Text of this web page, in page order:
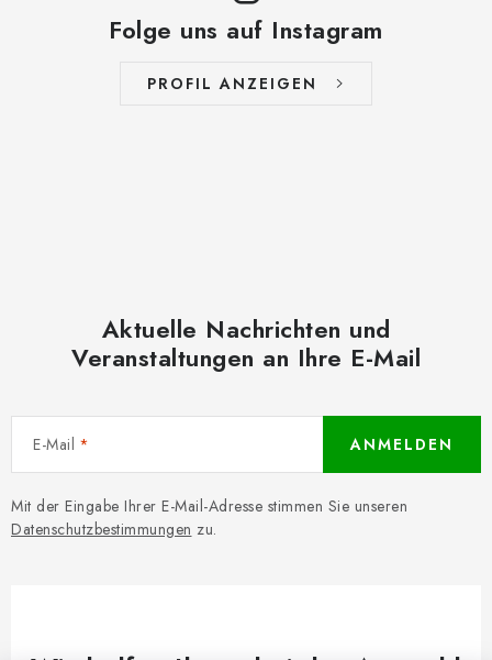
Folge uns auf Instagram
PROFIL ANZEIGEN
Aktuelle Nachrichten und
Veranstaltungen an Ihre E-Mail
E-Mail
Mit der Eingabe Ihrer E-Mail-Adresse stimmen Sie unseren
Datenschutzbestimmungen zu.
ANMELDEN